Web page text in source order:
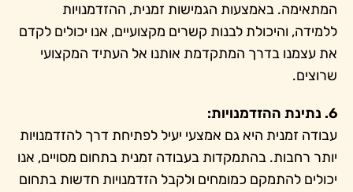
המתאימה. באמצעות הגמישות זמנית, ההזדמנויות
ללמידה, והיכולת לבנות קשרים מקצועיים, אנו יכולים לקדם
את עצמנו בדרך המתקדמת אותנו אל העתיד המקצועי
שרוצים.
6. נתינת ההזדמנויות:
עבודה זמנית היא גם אמצעי יעיל לפתיחת דרך להזדמנויות
יותר רחבות. בהתמקדות בעבודה זמנית בתחום מסויים, אנו
יכולים להתמקם כמומחים ולקבל הזדמנויות חדשות בתחום